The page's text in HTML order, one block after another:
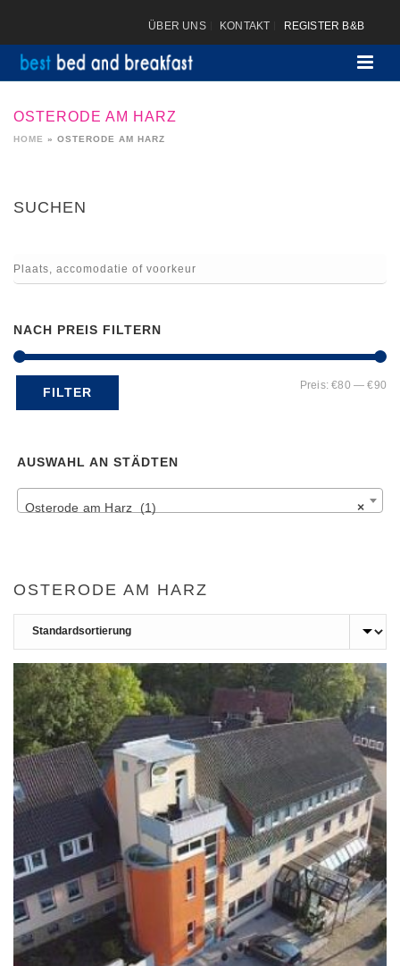
ÜBER UNS KONTAKT REGISTER B&B
OSTERODE AM HARZ
HOME » OSTERODE AM HARZ
OSTERODE AM HARZ
SUCHEN
NACH PREIS FILTERN
FILTER Preis:€80 —€90
AUSWAHL AN STÄDTEN
×
Osterode am Harz (1)